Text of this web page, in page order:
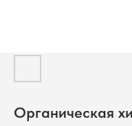
Органическая